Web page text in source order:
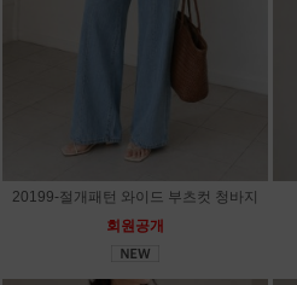
20199-절개패턴 와이드 부츠컷 청바지
회원공개